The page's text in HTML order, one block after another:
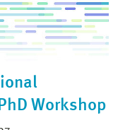
Workshop